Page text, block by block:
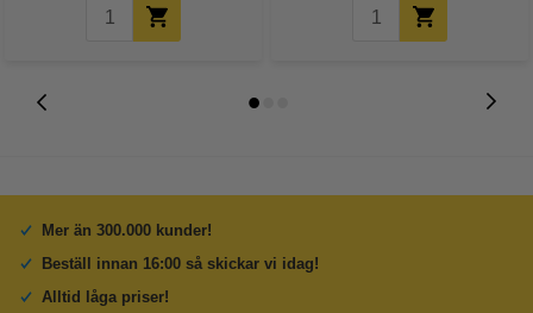
Mer än 300.000 kunder!
Beställ innan 16:00 så skickar vi idag!
Alltid låga priser!